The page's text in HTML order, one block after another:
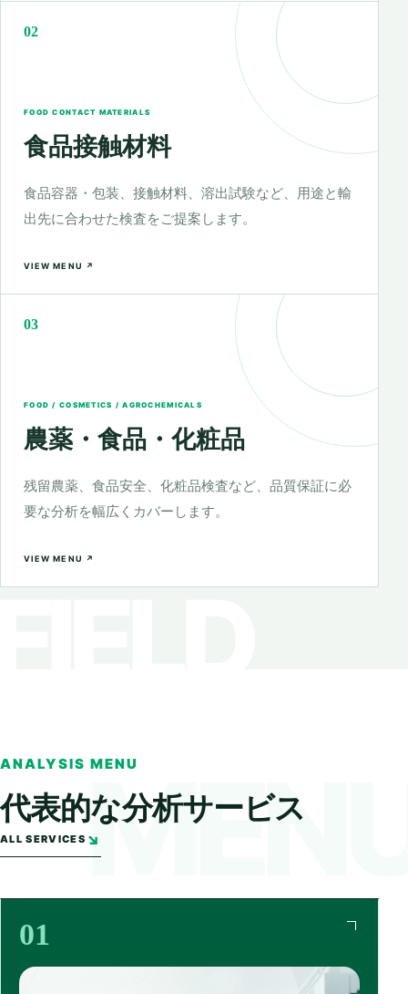
02
FOOD CONTACT MATERIALS
食品接触材料
食品容器・包装、接触材料、溶出試験など、用途と輸
出先に合わせた検査をご提案します。
VIEW MENU ↗
03
FOOD / COSMETICS / AGROCHEMICALS
農薬・食品・化粧品
残留農薬、食品安全、化粧品検査など、品質保証に必
要な分析を幅広くカバーします。
VIEW MENU ↗
ANALYSIS MENU
代表的な分析サービス
ALL SERVICES ↘
01